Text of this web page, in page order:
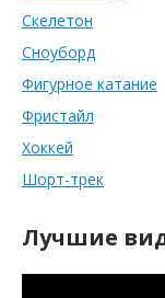
Скелетон
Сноуборд
Фигурное катание
Фристайл
Хоккей
Шорт-трек
Лучшие